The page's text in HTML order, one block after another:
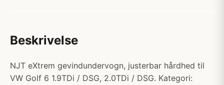
Beskrivelse
NJT eXtrem gevindundervogn, justerbar hårdhed til
VW Golf 6 1.9TDi / DSG, 2.0TDi / DSG. Kategori: